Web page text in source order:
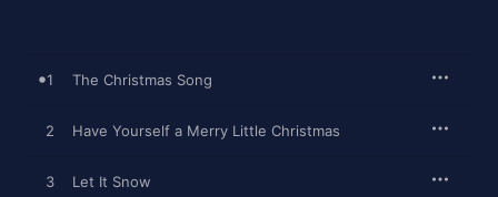
1 The Christmas Song
2 Have Yourself a Merry Little Christmas
3 Let It Snow